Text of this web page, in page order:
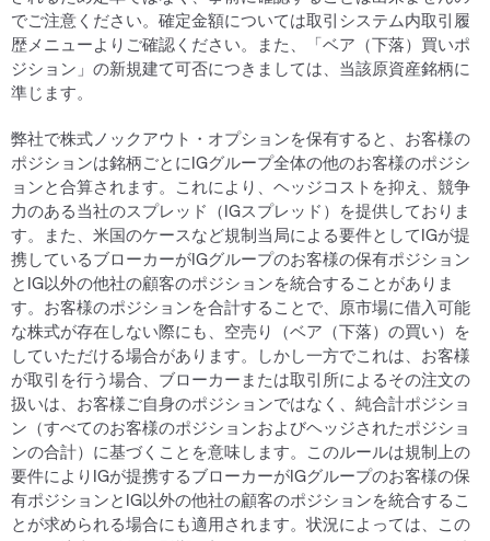
でご注意ください。確定金額については取引システム内取引履
歴メニューよりご確認ください。また、「ベア（下落）買いポ
ジション」の新規建て可否につきましては、当該原資産銘柄に
準じます。
弊社で株式ノックアウト・オプションを保有すると、お客様の
ポジションは銘柄ごとにIGグループ全体の他のお客様のポジシ
ョンと合算されます。これにより、ヘッジコストを抑え、競争
力のある当社のスプレッド（IGスプレッド）を提供しておりま
す。また、米国のケースなど規制当局による要件としてIGが提
携しているブローカーがIGグループのお客様の保有ポジション
とIG以外の他社の顧客のポジションを統合することがありま
す。お客様のポジションを合計することで、原市場に借入可能
な株式が存在しない際にも、空売り（ベア（下落）の買い）を
していただける場合があります。しかし一方でこれは、お客様
が取引を行う場合、ブローカーまたは取引所によるその注文の
扱いは、お客様ご自身のポジションではなく、純合計ポジショ
ン（すべてのお客様のポジションおよびヘッジされたポジショ
ンの合計）に基づくことを意味します。このルールは規制上の
要件によりIGが提携するブローカーがIGグループのお客様の保
有ポジションとIG以外の他社の顧客のポジションを統合するこ
とが求められる場合にも適用されます。状況によっては、この